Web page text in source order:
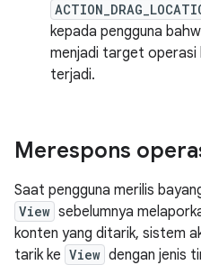
kepada pengguna
menjadi target operasi
terjadi.
Merespons
Saat pengguna merilis
View sebelumnya
konten yang ditarik, sistem
tarik ke View dengan jenis